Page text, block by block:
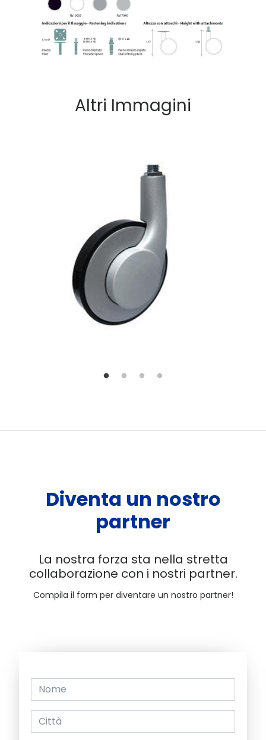
Altri Immagini
Diventa un nostro
partner
La nostra forza sta nella stretta
collaborazione con i nostri partner.
Compila il form per diventare un nostro partner!